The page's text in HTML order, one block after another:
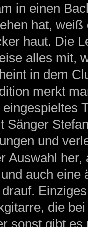
in einen
hat,
haut. Die
alles mit,
in dem
merkt
Sänger
und
Auswahl
auch eine
drauf.
die bei